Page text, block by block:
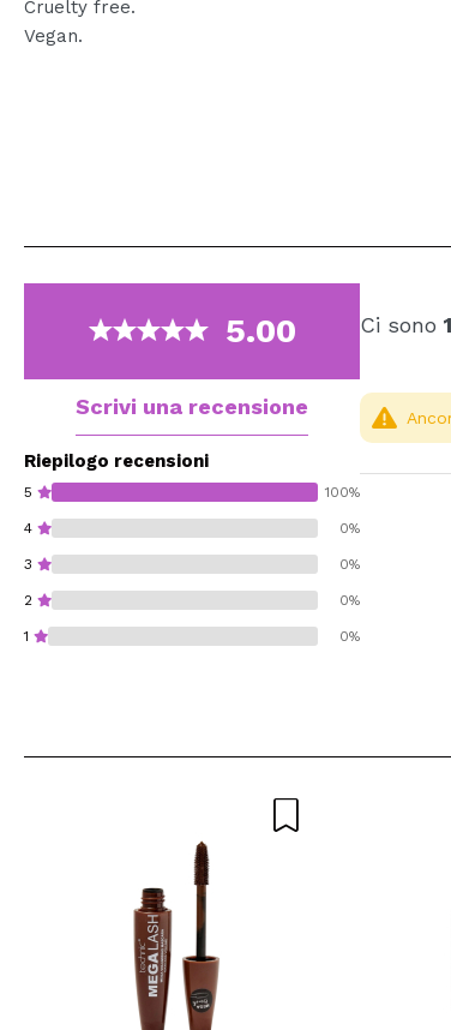
Cruelty free.
Vegan.
5.00
Scrivi una recensione
Riepilogo recensioni
5 100%
4 0%
3 0%
2 0%
1 0%
Ci sono